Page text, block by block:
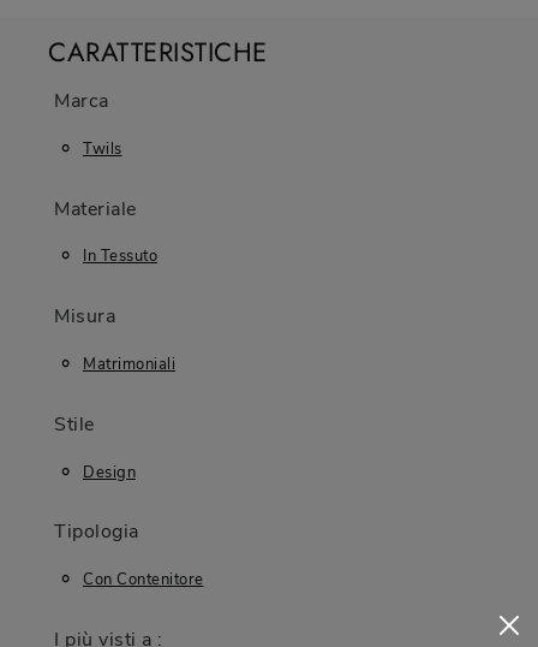
CARATTERISTICHE
Marca
Twils
Materiale
In Tessuto
Misura
Matrimoniali
Stile
Design
Tipologia
Con Contenitore
I più visti a :